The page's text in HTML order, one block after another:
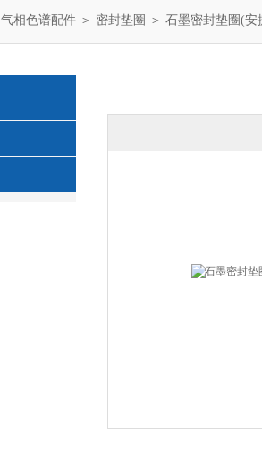
气相色谱配件 ＞ 密封垫圈 ＞ 石墨密封垫圈(安